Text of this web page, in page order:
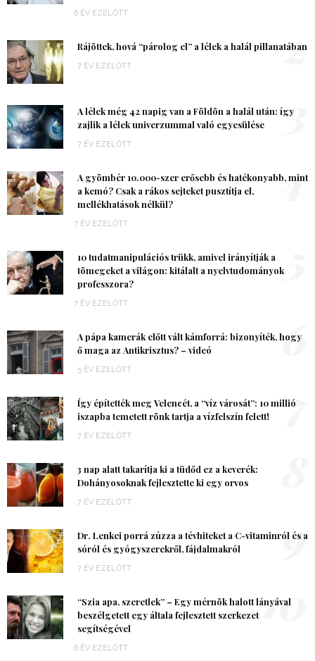
6 ÉV EZELŐTT
Rájöttek, hová “párolog el” a lélek a halál pillanatában
7 ÉV EZELŐTT 2
A lélek még 42 napig van a Földön a halál után: így
zajlik a lélek univerzummal való egyesülése
7 ÉV EZELŐTT
3
A gyömbér 10.000-szer erősebb és hatékonyabb, mint
a kemó? Csak a rákos sejteket pusztítja el,
mellékhatások nélkül?
7 ÉV EZELŐTT
4
10 tudatmanipulációs trükk, amivel irányítják a
tömegeket a világon: kitálalt a nyelvtudományok
professzora?
7 ÉV EZELŐTT
A pápa kamerák előtt vált kámforrá: bizonyíték, hogy
ő maga az Antikrisztus? – videó
5 ÉV EZELŐTT
6
Így építették meg Velencét, a “víz városát”: 10 millió
iszapba temetett rönk tartja a vízfelszín felett!
7 ÉV EZELŐTT
7
3 nap alatt takarítja ki a tüdőd ez a keverék:
Dohányosoknak fejlesztette ki egy orvos
7 ÉV EZELŐTT
Dr. Lenkei porrá zúzza a tévhiteket a C-vitaminról és a
sóról és gyógyszerekről, fájdalmakról
7 ÉV EZELŐTT
9
“Szia apa, szeretlek” – Egy mérnök halott lányával
beszélgetett egy általa fejlesztett szerkezet
segítségével
6 ÉV EZELŐTT
10